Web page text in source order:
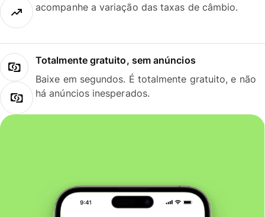
acompanhe a variação das taxas de câmbio.
Totalmente gratuito, sem anúncios
Baixe em segundos. É totalmente gratuito, e não
há anúncios inesperados.